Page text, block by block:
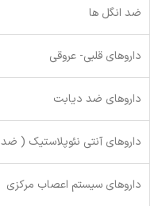
ضد انگل ها
داروهای قلبی- عروقی
داروهای ضد دیابت
داروهای آنتی نئوپلاستیک (
داروهای سیستم اعصاب مرکزی